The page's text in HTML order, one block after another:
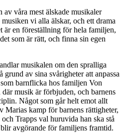
våra mest älskade musikaler
vi alla älskar, och ett drama
är en föreställning för hela familjen,
som är rätt, och finna sin egen
musikalen om den spralliga
av sina svårigheter att anpassa
barnflicka hos familjen Von
musik är förbjuden, och barnens
Något som går helt emot allt
Marias kamp för barnens rättigheter,
Trapps val huruvida han ska stå
avgörande för familjens framtid.